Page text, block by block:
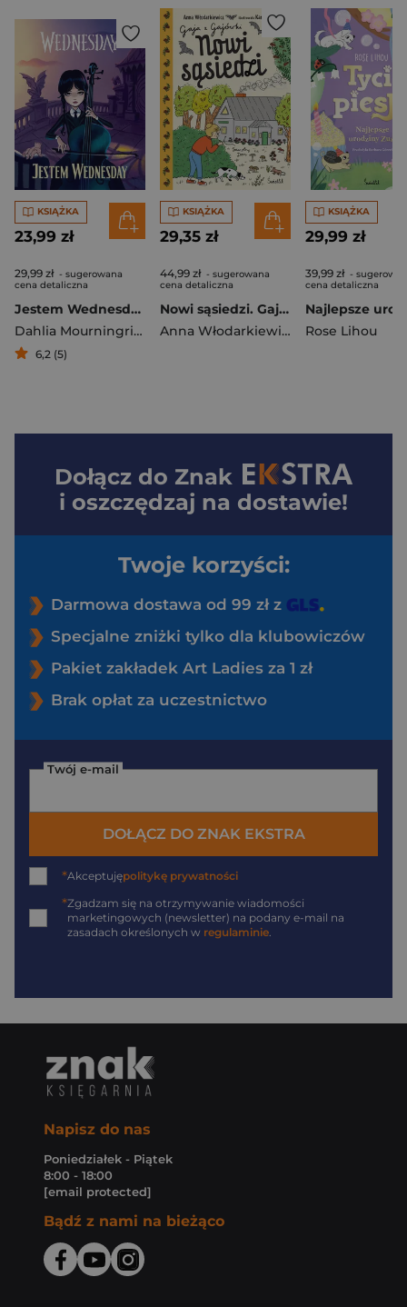
KSIĄŻKA
23,99 zł
29,99 zł - sugerowana
cena detaliczna
Jestem Wednesday
Dahlia Mourningrief
6,2 (5)
KSIĄŻKA
29,35 zł
44,99 zł - sugerowana
cena detaliczna
Nowi sąsiedzi. Gaja z Gajówki. Tom 4
Anna Włodarkiewicz
KSIĄŻKA
29,99 zł
39,99 zł -
cena detaliczna
Rose Lihou
Dołącz do Znak
i oszczędzaj na dostawie!
Twoje korzyści:
Darmowa dostawa od 99 zł z
Specjalne zniżki tylko dla klubowiczów
Pakiet zakładek Art Ladies za 1 zł
Brak opłat za uczestnictwo
Twój e-mail
DOŁĄCZ DO ZNAK EKSTRA
*Akceptujępolitykę prywatności
*Zgadzam się na otrzymywanie wiadomości
marketingowych (newsletter) na podany e-mail na
zasadach określonych w regulaminie
Napisz do nas
Poniedziałek - Piątek
8:00 - 18:00
[email protected]
Bądź z nami na bieżąco